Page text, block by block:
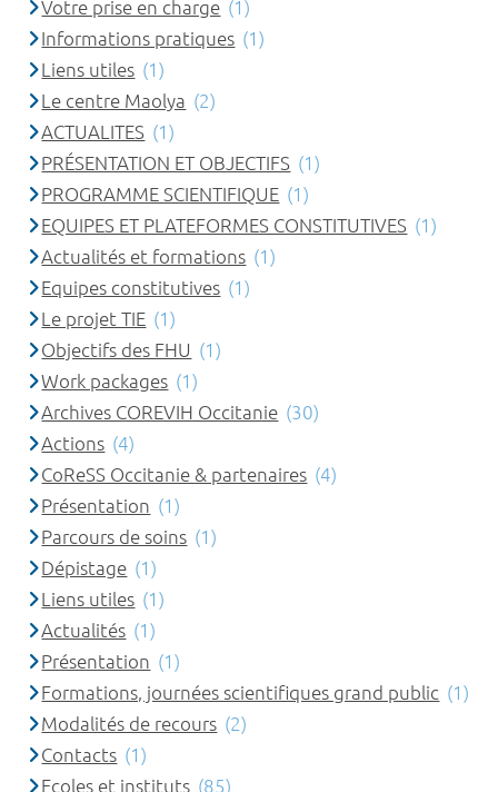
Votre prise en charge (1)
Informations pratiques (1)
Liens utiles (1)
Le centre Maolya (2)
ACTUALITES (1)
PRÉSENTATION ET OBJECTIFS (1)
PROGRAMME SCIENTIFIQUE (1)
EQUIPES ET PLATEFORMES CONSTITUTIVES (1)
Actualités et formations (1)
Equipes constitutives (1)
Le projet TIE (1)
Objectifs des FHU (1)
Work packages (1)
Archives COREVIH Occitanie (30)
Actions (4)
CoReSS Occitanie & partenaires (4)
Présentation (1)
Parcours de soins (1)
Dépistage (1)
Liens utiles (1)
Actualités (1)
Présentation (1)
Formations, journées scientifiques grand public (1)
Modalités de recours (2)
Contacts (1)
Ecoles et instituts (85)